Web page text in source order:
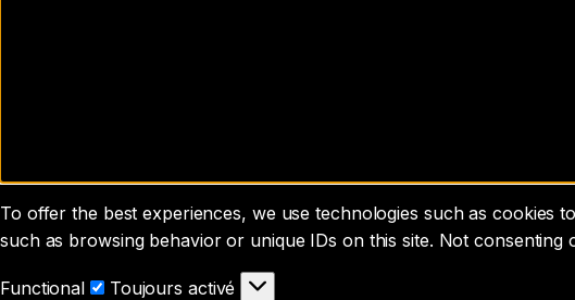
To offer the best experiences, we use technologies such as cookies
such as browsing behavior or unique IDs on this site. Not
Functional Functional
Toujours activé